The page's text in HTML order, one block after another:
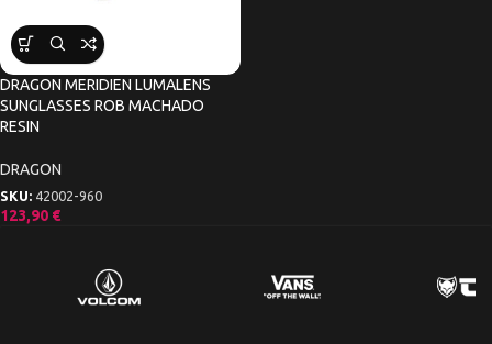
DRAGON MERIDIEN LUMALENS
SUNGLASSES ROB MACHADO
RESIN
DRAGON
SKU: 42002-960
123,90 €